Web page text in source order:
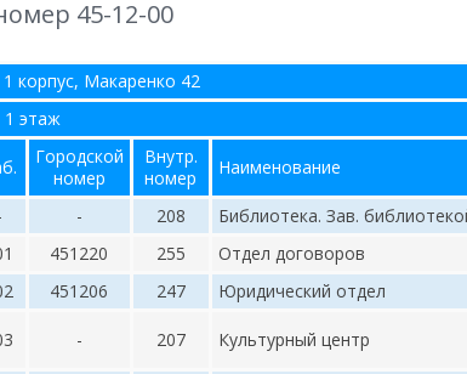
45-12-00
корпус, Макаренко 42
1 этаж
Городской
номер
Внутр.
номер
Наименование
- 208 Библиотека. Зав.
451220 255 Отдел договоров
451206 247 Юридический отдел
- 207 Культурный центр